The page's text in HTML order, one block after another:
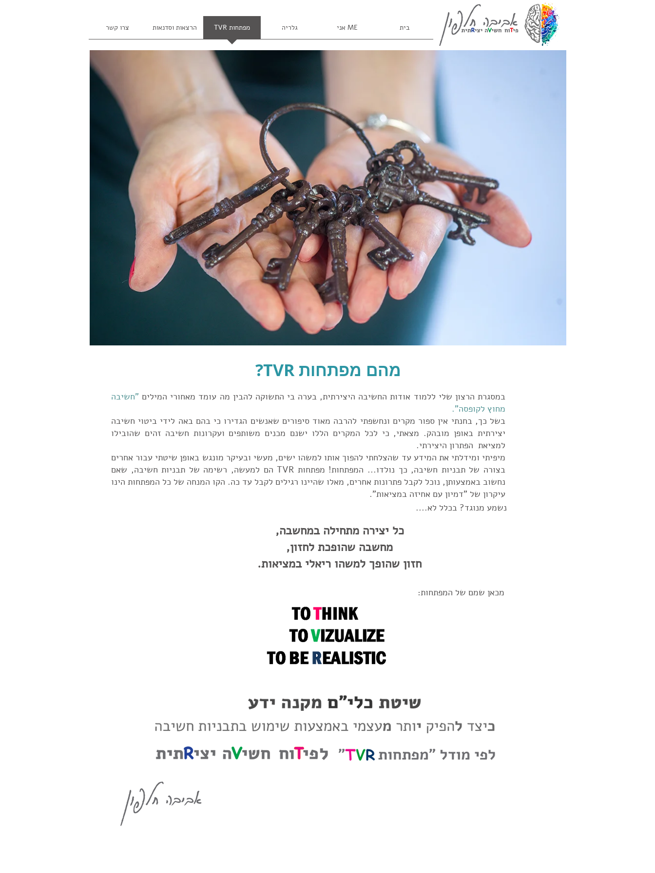
בית ME אני גלריה מפתחות TVR הרצאות וסדנאות צרו קשר
מהם מפתחות TVR?
במסגרת הרצון שלי ללמוד אודות החשיבה היצירתית, בערה בי התשוקה להבין מה עומד מאחורי המילים "חשיבה
מחוץ לקופסה".
בשל כך, בחנתי אין ספור מקרים ונחשפתי להרבה מאוד סיפורים שאנשים הגדירו כי בהם באה לידי ביטוי חשיבה
יצירתית באופן מובהק. מצאתי, כי לכל המקרים הללו ישנם מכנים משותפים ועקרונות חשיבה זהים שהובילו
למציאת הפתרון היצירתי.
מיפיתי ומידלתי את המידע עד שהצלחתי להפוך אותו למשהו ישים, מעשי ובעיקר מונגש באופן שיטתי עבור אחרים
בצורה של תבניות חשיבה, כך נולדו... המפתחות!
מפתחות TVR הם למעשה, רשימה של תבניות חשיבה, שאם
נחשוב באמצעותן, נוכל לקבל פתרונות אחרים, מאלו שהיינו רגילים לקבל עד כה. הקו המנחה של כל המפתחות הינו
עיקרון של "דמיון עם אחיזה במציאות".
נשמע מנוגד? בכלל לא....
כל יצירה מתחילה במחשבה,
מחשבה שהופכת לחזון,
חזון שהופך למשהו ריאלי במציאות.
מכאן שמם של המפתחות: